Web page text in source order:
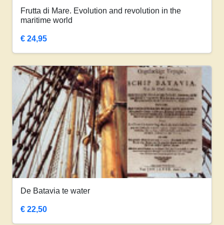
Frutta di Mare. Evolution and revolution in the
maritime world
€ 24,95
De Batavia te water
€ 22,50